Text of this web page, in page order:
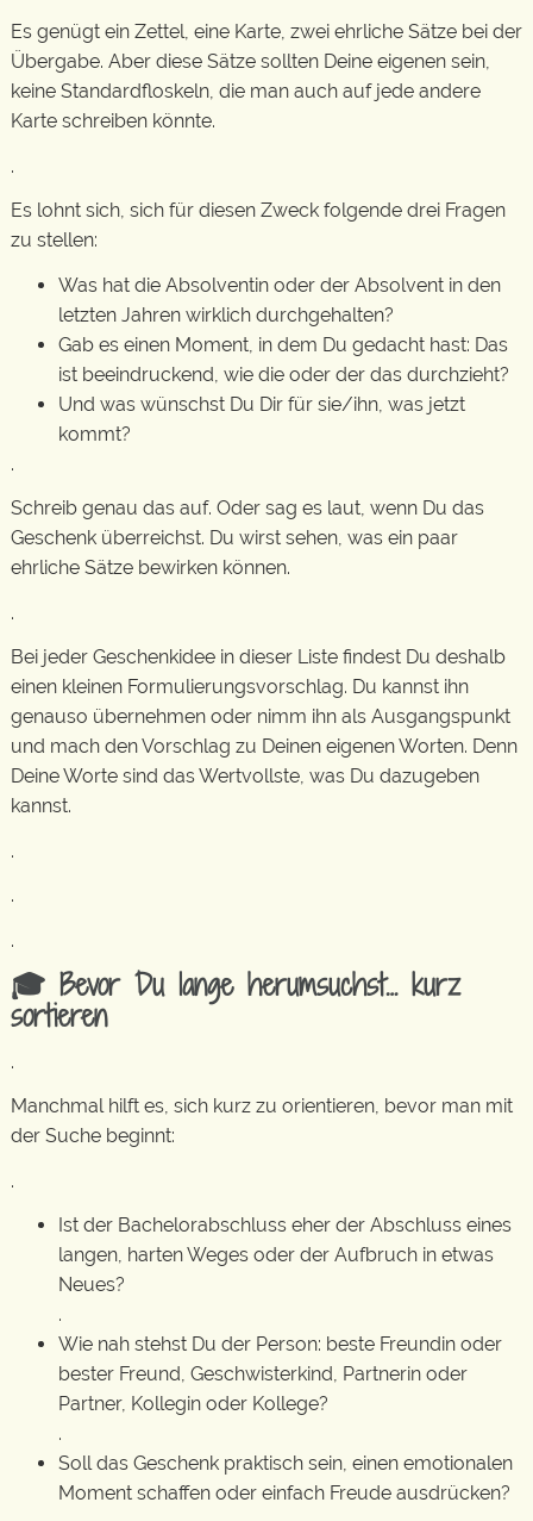
Es genügt ein Zettel, eine Karte, zwei ehrliche Sätze bei der
Übergabe. Aber diese Sätze sollten Deine eigenen sein,
keine Standardfloskeln, die man auch auf jede andere
Karte schreiben könnte.
.
Es lohnt sich, sich für diesen Zweck folgende drei Fragen
zu stellen:
Was hat die Absolventin oder der Absolvent in den
letzten Jahren wirklich durchgehalten?
Gab es einen Moment, in dem Du gedacht hast: Das
ist beeindruckend, wie die oder der das durchzieht?
Und was wünschst Du Dir für sie/ihn, was jetzt
kommt?
.
Schreib genau das auf. Oder sag es laut, wenn Du das
Geschenk überreichst. Du wirst sehen, was ein paar
ehrliche Sätze bewirken können.
.
Bei jeder Geschenkidee in dieser Liste findest Du deshalb
einen kleinen Formulierungsvorschlag. Du kannst ihn
genauso übernehmen oder nimm ihn als Ausgangspunkt
und mach den Vorschlag zu Deinen eigenen Worten. Denn
Deine Worte sind das Wertvollste, was Du dazugeben
kannst.
.
.
.
🎓 Bevor Du lange herumsuchst… kurz
sortieren
.
Manchmal hilft es, sich kurz zu orientieren, bevor man mit
der Suche beginnt:
.
Ist der Bachelorabschluss eher der Abschluss eines
langen, harten Weges oder der Aufbruch in etwas
Neues?
.
Wie nah stehst Du der Person: beste Freundin oder
bester Freund, Geschwisterkind, Partnerin oder
Partner, Kollegin oder Kollege?
.
Soll das Geschenk praktisch sein, einen emotionalen
Moment schaffen oder einfach Freude ausdrücken?